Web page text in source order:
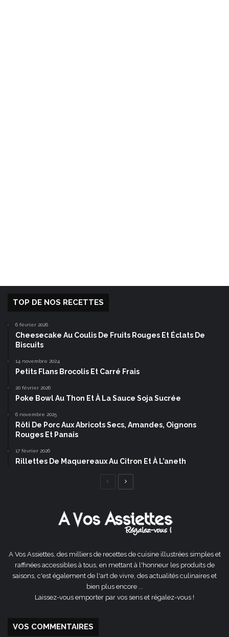
TOP DE NOS RECETTES
6 février 2026
Cheesecake Au Coulis De Fruits Rouges Et Éclats De
Biscuits
14 novembre 2024
Petits Flans Brocolis Et Carré Frais
20 février 2026
Poke Bowl Au Thon Et À La Sauce Soja Sucrée
6 novembre 2025
Rôti De Porc Aux Abricots Secs, Amandes, Oignons
Rouges Et Panais
17 février 2026
Rillettes De Maquereaux Au Citron Et À L’aneth
Page
A Vos Assiettes, des milliers de recettes de cuisine illustrées simples et
raffinées accessibles à tous, en mettant à l'honneur les produits de
saisons, c'est également de l'art de vivre, des actualités culinaires et
bien plus encore ...
Laissez-vous emporter par vos sens et régalez-vous !
VOS COMMENTAIRES